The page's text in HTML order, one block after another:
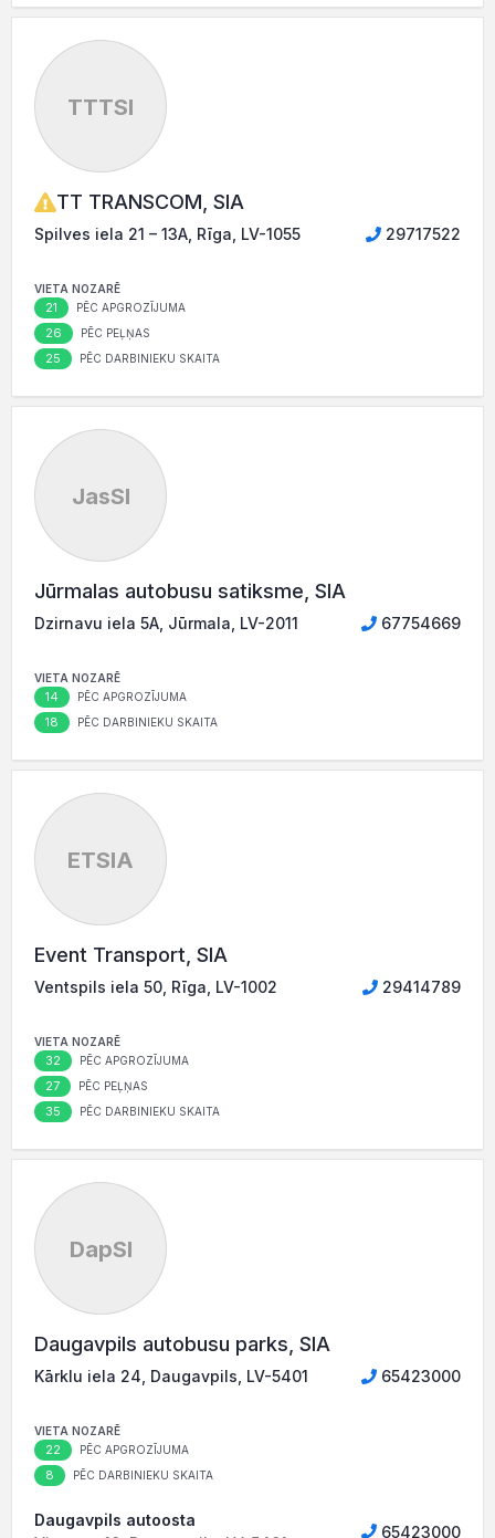
TTTSI
TT TRANSCOM, SIA
Spilves iela 21 – 13A, Rīga, LV-1055 29717522
VIETA NOZARĒ
21 PĒC APGROZĪJUMA
26 PĒC PEĻŅAS
25 PĒC DARBINIEKU SKAITA
JasSI
Jūrmalas autobusu satiksme, SIA
Dzirnavu iela 5A, Jūrmala, LV-2011 67754669
VIETA NOZARĒ
14 PĒC APGROZĪJUMA
18 PĒC DARBINIEKU SKAITA
ETSIA
Event Transport, SIA
Ventspils iela 50, Rīga, LV-1002 29414789
VIETA NOZARĒ
32 PĒC APGROZĪJUMA
27 PĒC PEĻŅAS
35 PĒC DARBINIEKU SKAITA
DapSI
Daugavpils autobusu parks, SIA
Kārklu iela 24, Daugavpils, LV-5401 65423000
VIETA NOZARĒ
22 PĒC APGROZĪJUMA
8 PĒC DARBINIEKU SKAITA
Daugavpils autoosta
65423000